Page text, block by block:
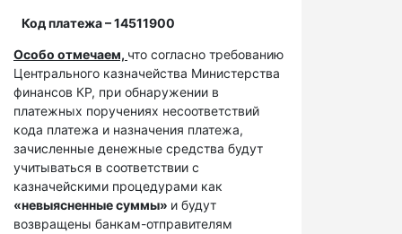
Код платежа – 14511900
Особо отмечаем, что согласно требованию
Центрального казначейства Министерства
финансов КР, при обнаружении в
платежных поручениях несоответствий
кода платежа и назначения платежа,
зачисленные денежные средства будут
учитываться в соответствии с
казначейскими процедурами как
«невыясненные суммы» и будут
возвращены банкам-отправителям